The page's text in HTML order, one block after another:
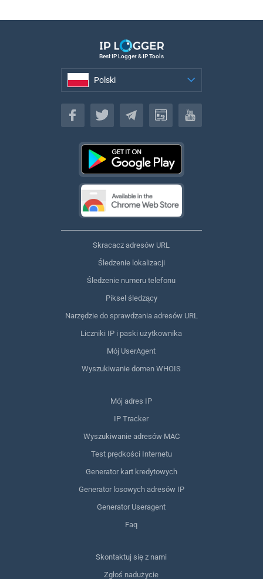
Best IP Logger & IP Tools
Polski
Polski
Skracacz adresów URL
Śledzenie lokalizacji
Śledzenie numeru telefonu
Piksel śledzący
Narzędzie do sprawdzania adresów URL
Liczniki IP i paski użytkownika
Mój UserAgent
Wyszukiwanie domen WHOIS
Mój adres IP
IP Tracker
Wyszukiwanie adresów MAC
Test prędkości Internetu
Generator kart kredytowych
Generator losowych adresów IP
Generator Useragent
Faq
Skontaktuj się z nami
Zgłoś nadużycie